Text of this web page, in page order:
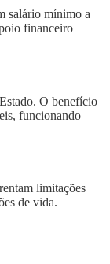
salário mínimo a
financeiro
O benefício
funcionando
limitações
de vida.